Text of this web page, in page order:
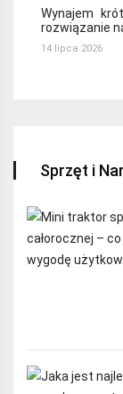
Wynajem
rozwiązanie
14 lipca 2026
Sprzęt i